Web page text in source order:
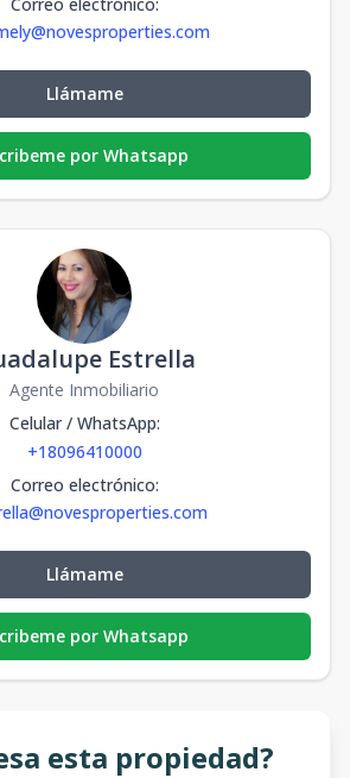
Llámame
por Whatsapp
Estrella
Agente Inmobiliario
Celular / WhatsApp:
+18096410000
Correo electrónico:
Llámame
por Whatsapp
esta propiedad?